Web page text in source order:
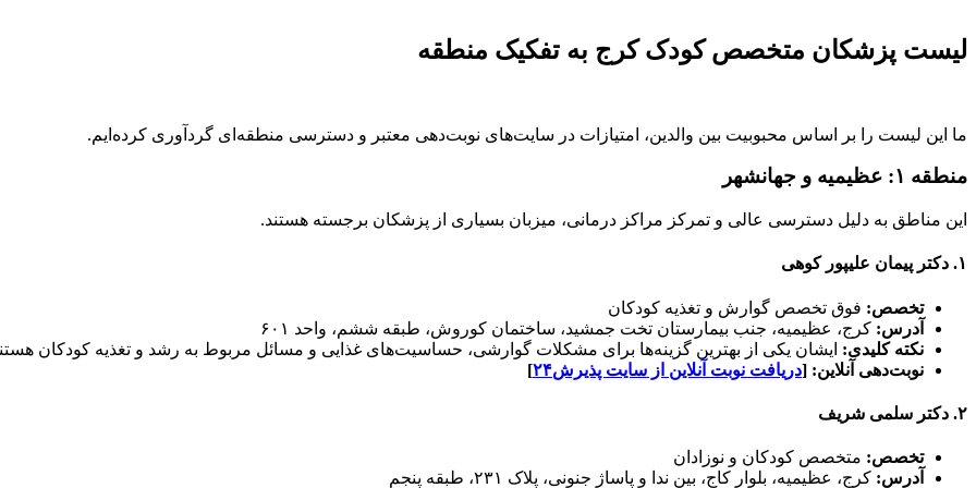
لیست پزشکان متخصص کودک کرج به تفکیک منطقه
ما این لیست را بر اساس محبوبیت بین والدین، امتیازات در سایت‌های نوبت‌دهی معتبر و دسترسی منطقه‌ای گردآوری کرده‌ایم.
منطقه ۱: عظیمیه و جهانشهر
این مناطق به دلیل دسترسی عالی و تمرکز مراکز درمانی، میزبان بسیاری از پزشکان برجسته هستند.
۱. دکتر پیمان علیپور کوهی
تخصص: فوق تخصص گوارش و تغذیه کودکان
آدرس: کرج، عظیمیه، جنب بیمارستان تخت جمشید، ساختمان کوروش، طبقه ششم، واحد ۶۰۱
نکته کلیدی: ایشان یکی از بهترین گزینه‌ها برای مشکلات گوارشی، حساسیت‌های غذایی و مسائل مربوط به رشد و تغذیه کودکان
نوبت‌دهی آنلاین: [دریافت نوبت آنلاین از سایت پذیرش۲۴ ]
۲. دکتر سلمی شریف
تخصص: متخصص کودکان و نوزادان
آدرس: کرج، عظیمیه، بلوار کاج، بین ندا و پاساژ جنونی، پلاک ۲۳۱، طبقه پنجم